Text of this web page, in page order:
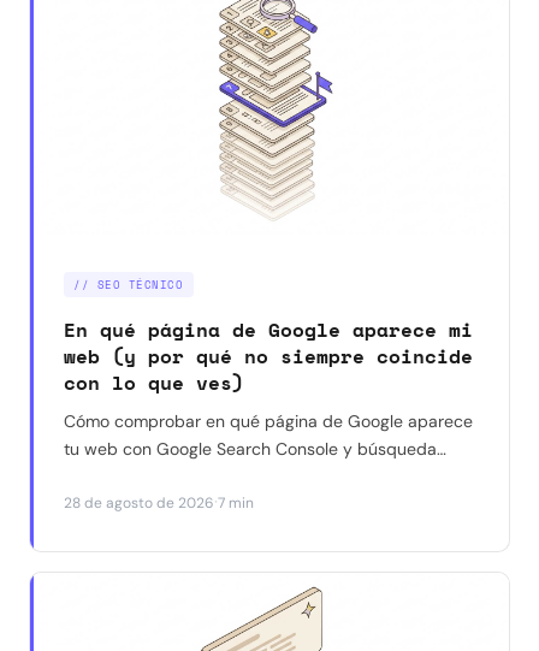
// SEO TÉCNICO
En qué página de Google aparece mi
web (y por qué no siempre coincide
con lo que ves)
Cómo comprobar en qué página de Google aparece
tu web con Google Search Console y búsqueda
distintos para la misma consulta. Con un caso real.
28 de agosto de 2026·7 min